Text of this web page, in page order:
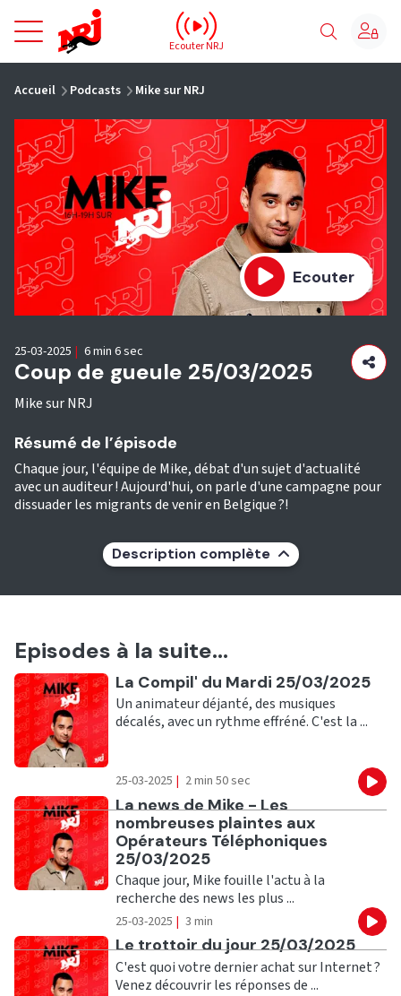
NRJ - Accueil
Ecouter NRJ
Accueil Podcasts Mike sur NRJ
Ecouter
Coup de gueule 25/03/2025
Mike sur NRJ
25-03-2025 | 6 min 6 sec
Résumé de l’épisode
Chaque jour, l'équipe de Mike, débat d'un sujet d'actualité
avec un auditeur ! Aujourd'hui, on parle d'une campagne pour
dissuader les migrants de venir en Belgique ?!
Description complète
Episodes à la suite...
Ecouter
La Compil' du Mardi 25/03/2025
Un animateur déjanté, des musiques
décalés, avec un rythme effréné. C'est la ...
25-03-2025 | 2 min 50 sec
Ecouter
La news de Mike - Les
nombreuses plaintes aux
Opérateurs Téléphoniques
25/03/2025
Chaque jour, Mike fouille l'actu à la
recherche des news les plus ...
25-03-2025 | 3 min
Ecouter
Le trottoir du jour 25/03/2025
C'est quoi votre dernier achat sur Internet ?
Venez découvrir les réponses de ...